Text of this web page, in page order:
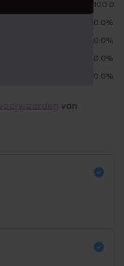
100.0%
0.0%
0.0%
0.0%
0.0%
van